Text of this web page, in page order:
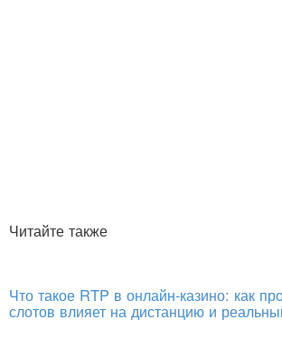
Читайте также
Что такое RTP в онлайн-казино: как
слотов влияет на дистанцию и